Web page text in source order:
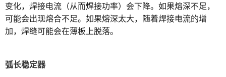
变化，焊接电流（从而焊接功率）会下降。如果熔深不足，
可能会出现熔合不足。如果熔深太大，随着焊接电流的增
加，焊缝可能会在薄板上脱落。
弧长稳定器